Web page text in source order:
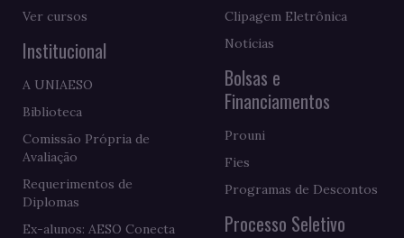
Ver cursos
Institucional
A UNIAESO
Biblioteca
Comissão Própria de
Avaliação
Requerimentos de
Diplomas
Ex-alunos: AESO Conecta
Clipagem Eletrônica
Notícias
Bolsas e
Financiamentos
Prouni
Fies
Programas de Descontos
Processo Seletivo